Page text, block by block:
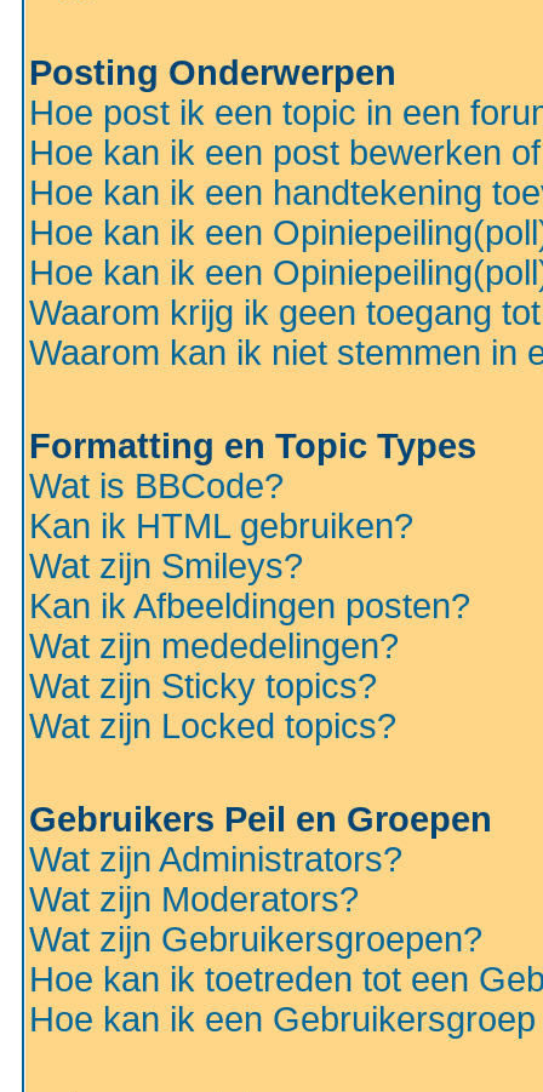
Posting Onderwerpen
Hoe post ik een topic in een
Hoe kan ik een post bewerken
Hoe kan ik een handtekening
Hoe kan ik een
Hoe kan ik een
Waarom krijg ik geen toegang
Waarom kan ik niet stemmen in
Formatting en Topic Types
Wat is BBCode?
Kan ik HTML gebruiken?
Wat zijn Smileys?
Kan ik Afbeeldingen posten?
Wat zijn mededelingen?
Wat zijn Sticky topics?
Wat zijn Locked topics?
Gebruikers Peil en Groepen
Wat zijn Administrators?
Wat zijn Moderators?
Wat zijn Gebruikersgroepen?
Hoe kan ik toetreden tot een
Hoe kan ik een